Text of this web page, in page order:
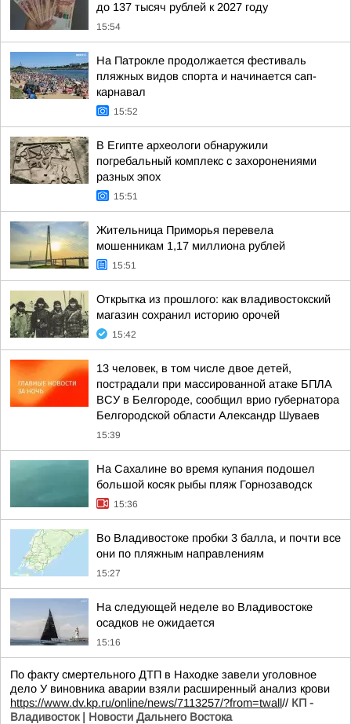
до 137 тысяч рублей к 2027 году
15:54
На Патрокле продолжается фестиваль
пляжных видов спорта и начинается сап-
карнавал
15:52
В Египте археологи обнаружили
погребальный комплекс с захоронениями
разных эпох
15:51
Жительница Приморья перевела
мошенникам 1,17 миллиона рублей
15:51
Открытка из прошлого: как владивостокский
магазин сохранил историю орочей
15:42
13 человек, в том числе двое детей,
пострадали при массированной атаке БПЛА
ВСУ в Белгороде, сообщил врио губернатора
Белгородской области Александр Шуваев
15:39
На Сахалине во время купания подошел
большой косяк рыбы пляж Горнозаводск
15:36
Во Владивостоке пробки 3 балла, и почти все
они по пляжным направлениям
15:27
На следующей неделе во Владивостоке
осадков не ожидается
15:16
По факту смертельного ДТП в Находке завели уголовное
дело У виновника аварии взяли расширенный анализ крови
https://www.dv.kp.ru/online/news/7113257/?from=twall// КП -
Владивосток | Новости Дальнего Востока